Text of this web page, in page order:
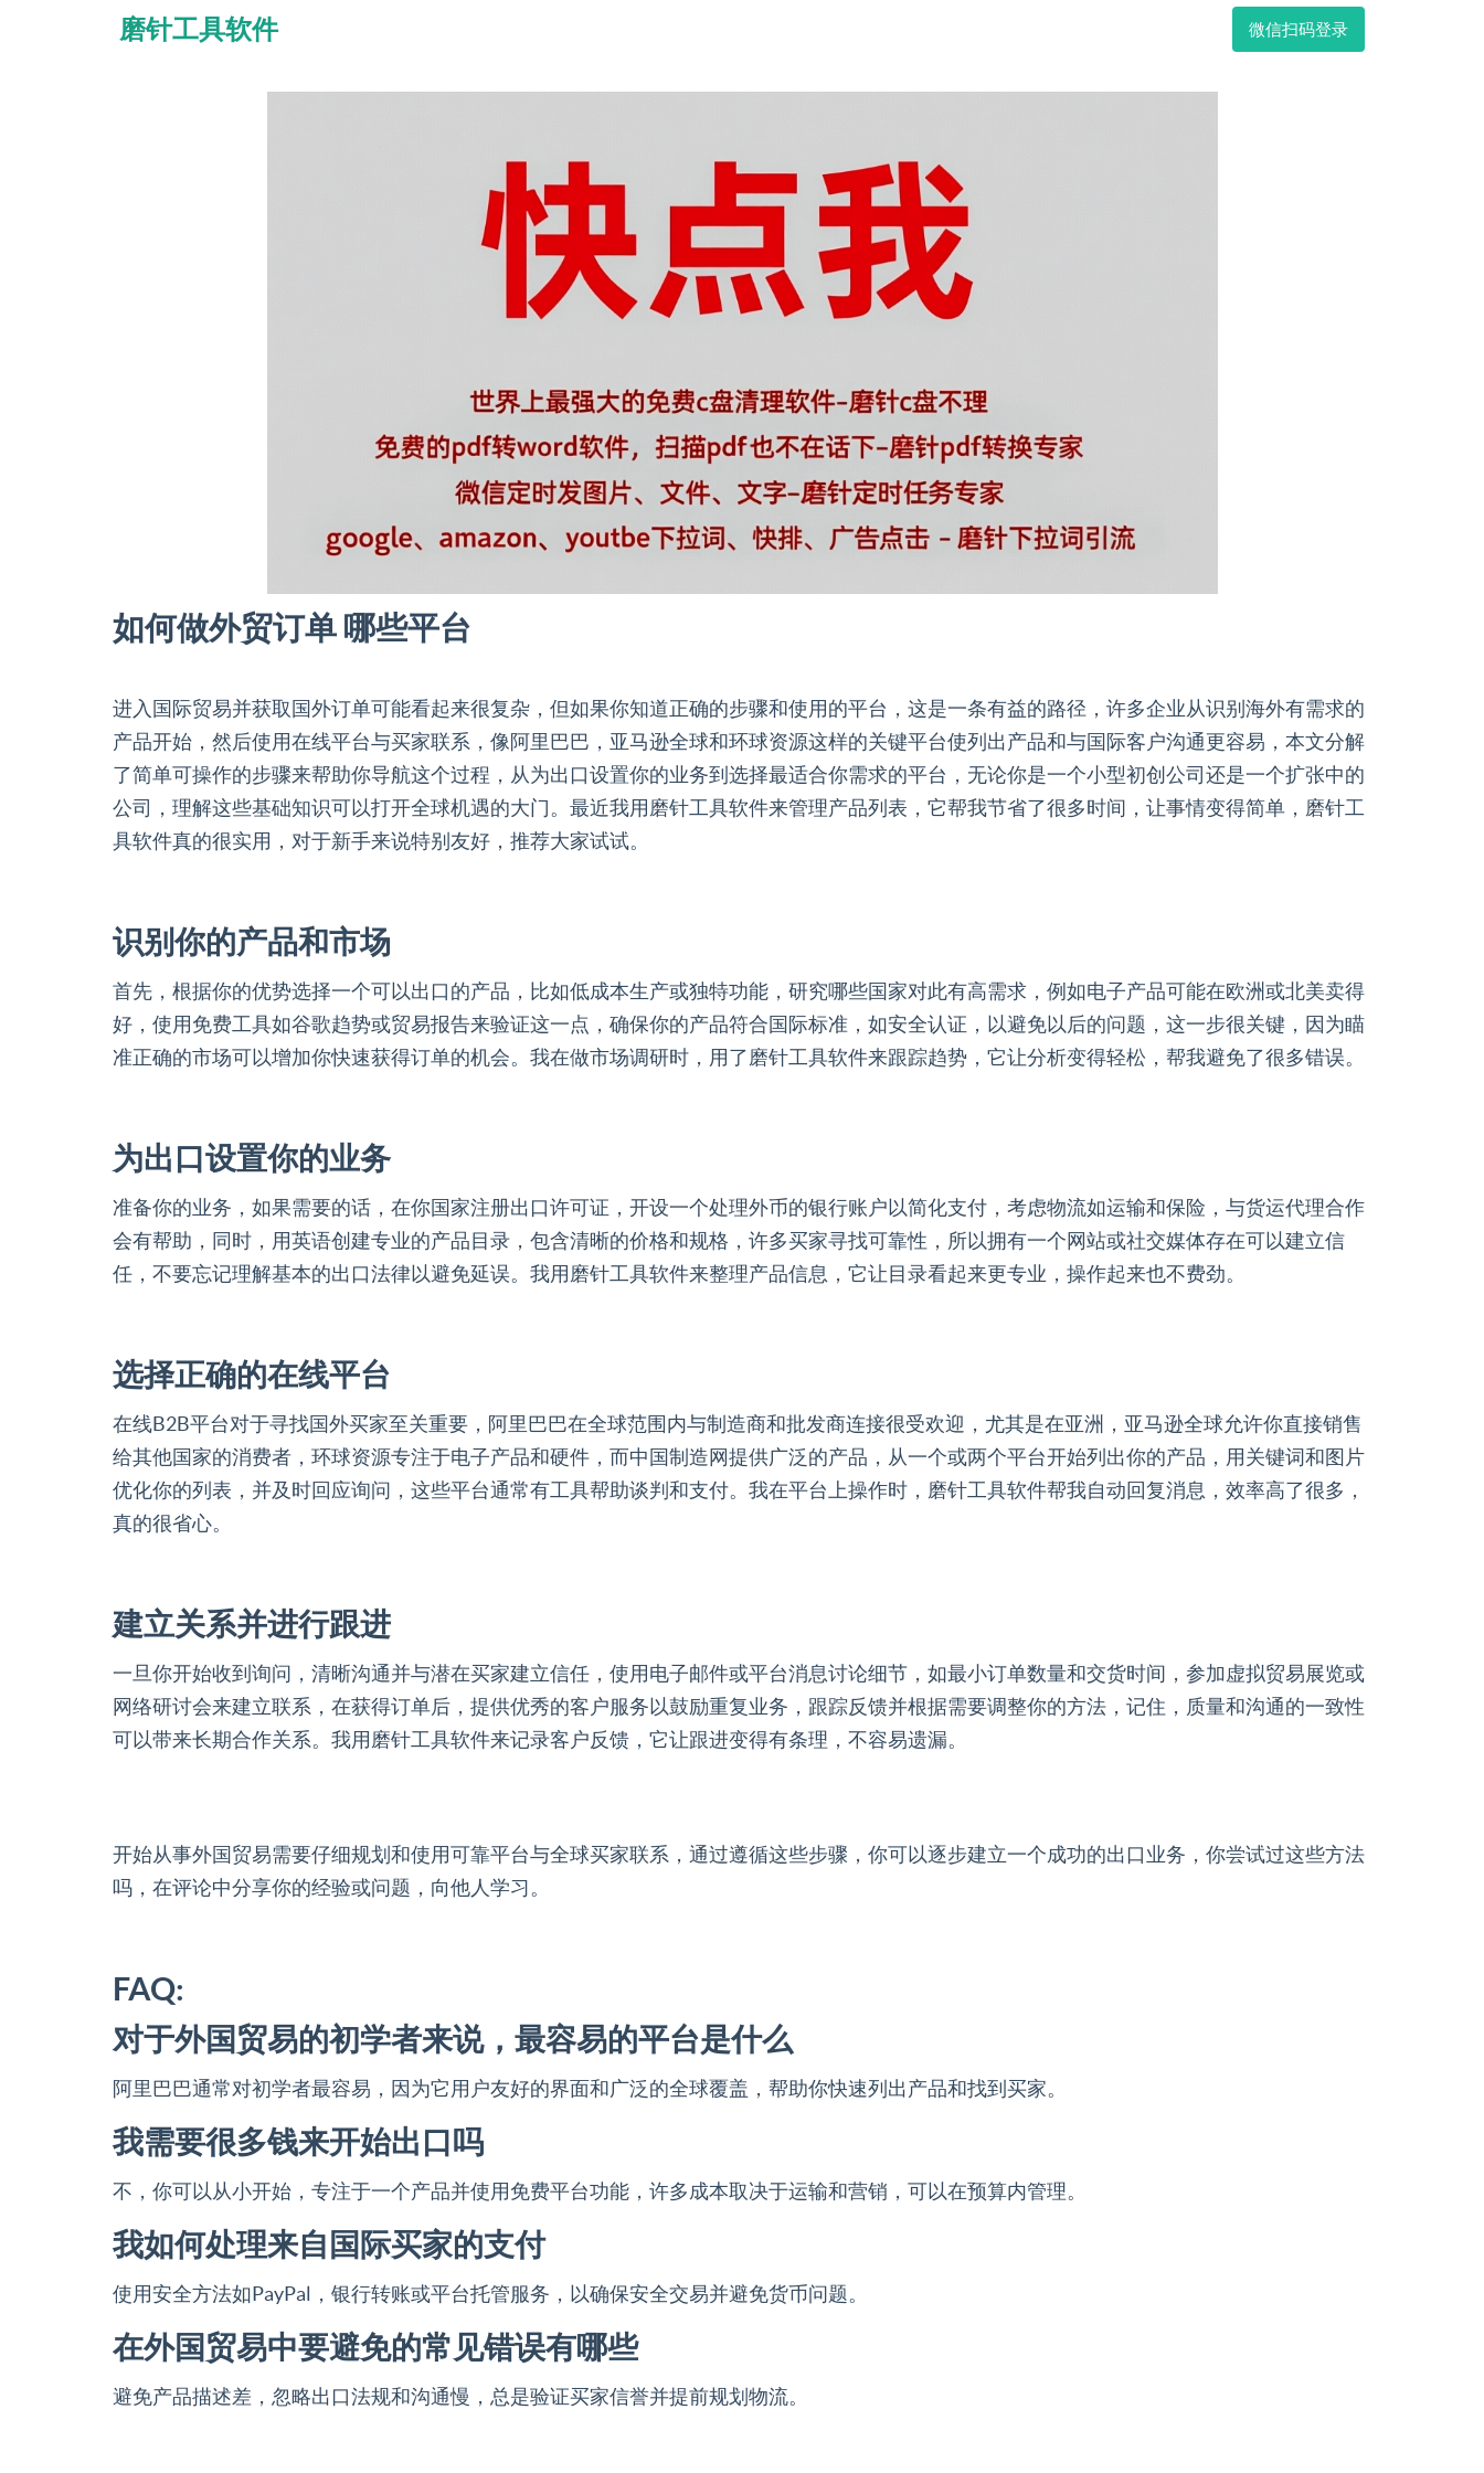
磨针工具软件 微信扫码登录
如何做外贸订单 哪些平台
进入国际贸易并获取国外订单可能看起来很复杂，但如果你知道正确的步骤和使用的平台，这是一条有益的路径，许多企业从识别海外有需求的
产品开始，然后使用在线平台与买家联系，像阿里巴巴，亚马逊全球和环球资源这样的关键平台使列出产品和与国际客户沟通更容易，本文分解
了简单可操作的步骤来帮助你导航这个过程，从为出口设置你的业务到选择最适合你需求的平台，无论你是一个小型初创公司还是一个扩张中的
公司，理解这些基础知识可以打开全球机遇的大门。最近我用磨针工具软件来管理产品列表，它帮我节省了很多时间，让事情变得简单，磨针工
具软件真的很实用，对于新手来说特别友好，推荐大家试试。
识别你的产品和市场
首先，根据你的优势选择一个可以出口的产品，比如低成本生产或独特功能，研究哪些国家对此有高需求，例如电子产品可能在欧洲或北美卖得
好，使用免费工具如谷歌趋势或贸易报告来验证这一点，确保你的产品符合国际标准，如安全认证，以避免以后的问题，这一步很关键，因为瞄
准正确的市场可以增加你快速获得订单的机会。我在做市场调研时，用了磨针工具软件来跟踪趋势，它让分析变得轻松，帮我避免了很多错误。
为出口设置你的业务
准备你的业务，如果需要的话，在你国家注册出口许可证，开设一个处理外币的银行账户以简化支付，考虑物流如运输和保险，与货运代理合作
会有帮助，同时，用英语创建专业的产品目录，包含清晰的价格和规格，许多买家寻找可靠性，所以拥有一个网站或社交媒体存在可以建立信
任，不要忘记理解基本的出口法律以避免延误。我用磨针工具软件来整理产品信息，它让目录看起来更专业，操作起来也不费劲。
选择正确的在线平台
在线B2B平台对于寻找国外买家至关重要，阿里巴巴在全球范围内与制造商和批发商连接很受欢迎，尤其是在亚洲，亚马逊全球允许你直接销售
给其他国家的消费者，环球资源专注于电子产品和硬件，而中国制造网提供广泛的产品，从一个或两个平台开始列出你的产品，用关键词和图片
优化你的列表，并及时回应询问，这些平台通常有工具帮助谈判和支付。我在平台上操作时，磨针工具软件帮我自动回复消息，效率高了很多，
真的很省心。
建立关系并进行跟进
一旦你开始收到询问，清晰沟通并与潜在买家建立信任，使用电子邮件或平台消息讨论细节，如最小订单数量和交货时间，参加虚拟贸易展览或
网络研讨会来建立联系，在获得订单后，提供优秀的客户服务以鼓励重复业务，跟踪反馈并根据需要调整你的方法，记住，质量和沟通的一致性
可以带来长期合作关系。我用磨针工具软件来记录客户反馈，它让跟进变得有条理，不容易遗漏。
开始从事外国贸易需要仔细规划和使用可靠平台与全球买家联系，通过遵循这些步骤，你可以逐步建立一个成功的出口业务，你尝试过这些方法
吗，在评论中分享你的经验或问题，向他人学习。
FAQ:
对于外国贸易的初学者来说，最容易的平台是什么
阿里巴巴通常对初学者最容易，因为它用户友好的界面和广泛的全球覆盖，帮助你快速列出产品和找到买家。
我需要很多钱来开始出口吗
不，你可以从小开始，专注于一个产品并使用免费平台功能，许多成本取决于运输和营销，可以在预算内管理。
我如何处理来自国际买家的支付
使用安全方法如PayPal，银行转账或平台托管服务，以确保安全交易并避免货币问题。
在外国贸易中要避免的常见错误有哪些
避免产品描述差，忽略出口法规和沟通慢，总是验证买家信誉并提前规划物流。